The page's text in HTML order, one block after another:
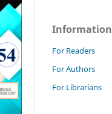
Information
For Readers
For Authors
For Librarians